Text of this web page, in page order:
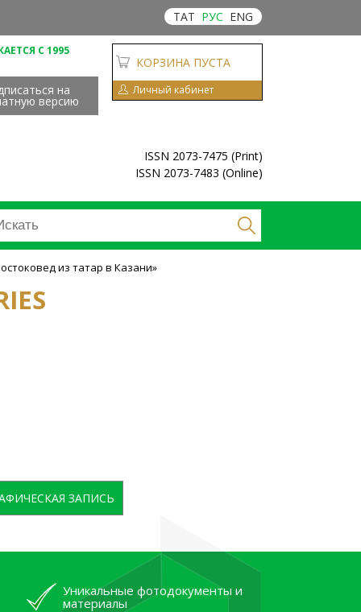
ТАТ РУС ENG
С 1995
на
версию
КОРЗИНА ПУСТА
Личный кабинет
ISSN 2073-7475 (Print)
ISSN 2073-7483 (Online)
из татар в Казани»
ЗАПИСЬ
Уникальные фотодокументы и
материалы